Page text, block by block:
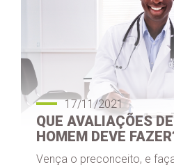
17/11/2021
QUE AVALIAÇÕES
HOMEM DEVE
Vença o preconceito, e